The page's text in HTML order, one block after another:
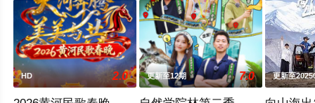
HD 2.0 更新至12期 7.0 更新至